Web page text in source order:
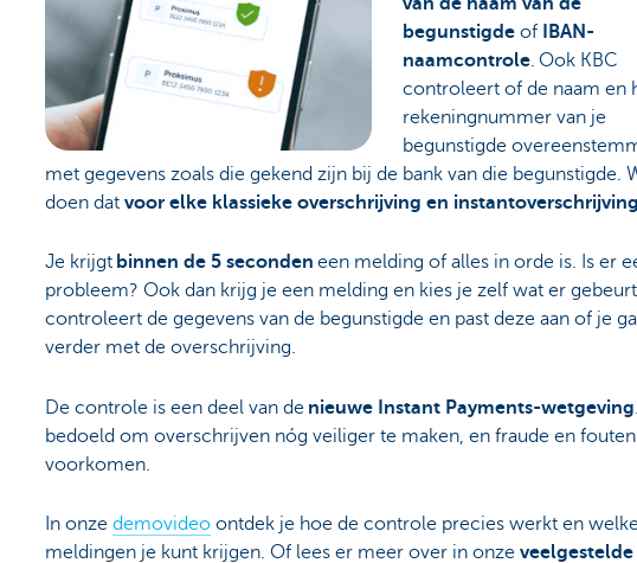
begunstigdeof
IBAN-
naamcontrole. Ook KBC
controleert of de naam en
rekeningnummer van je
begunstigde
met gegevens zoals die gekend zijn bij de bank van die begunstigde.
doen dat voor elke klassieke overschrijving en instantoverschrijving
Je krijgt binnen de 5 seconden een melding of alles in orde is. Is er
probleem? Ook dan krijg je een melding en kies je zelf wat er
controleert de gegevens van de begunstigde en past deze aan of je
verder met de overschrijving.
De controle is een deel van de nieuwe Instant Payments-wetgeving
bedoeld om overschrijven nóg veiliger te maken, en fraude en
voorkomen.
In onze demovideoontdek je hoe de controle precies werkt en welke
meldingen je kunt krijgen. Of lees er meer over in onze veelgestelde